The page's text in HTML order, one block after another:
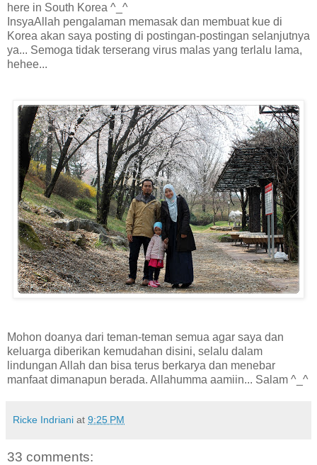
here in South Korea ^_^
InsyaAllah pengalaman memasak dan membuat kue di
Korea akan saya posting di postingan-postingan selanjutnya
ya... Semoga tidak terserang virus malas yang terlalu lama,
hehee...
Mohon doanya dari teman-teman semua agar saya dan
keluarga diberikan kemudahan disini, selalu dalam
lindungan Allah dan bisa terus berkarya dan menebar
manfaat dimanapun berada. Allahumma aamiin... Salam ^_^
Ricke Indriani at 9:25 PM
33 comments: